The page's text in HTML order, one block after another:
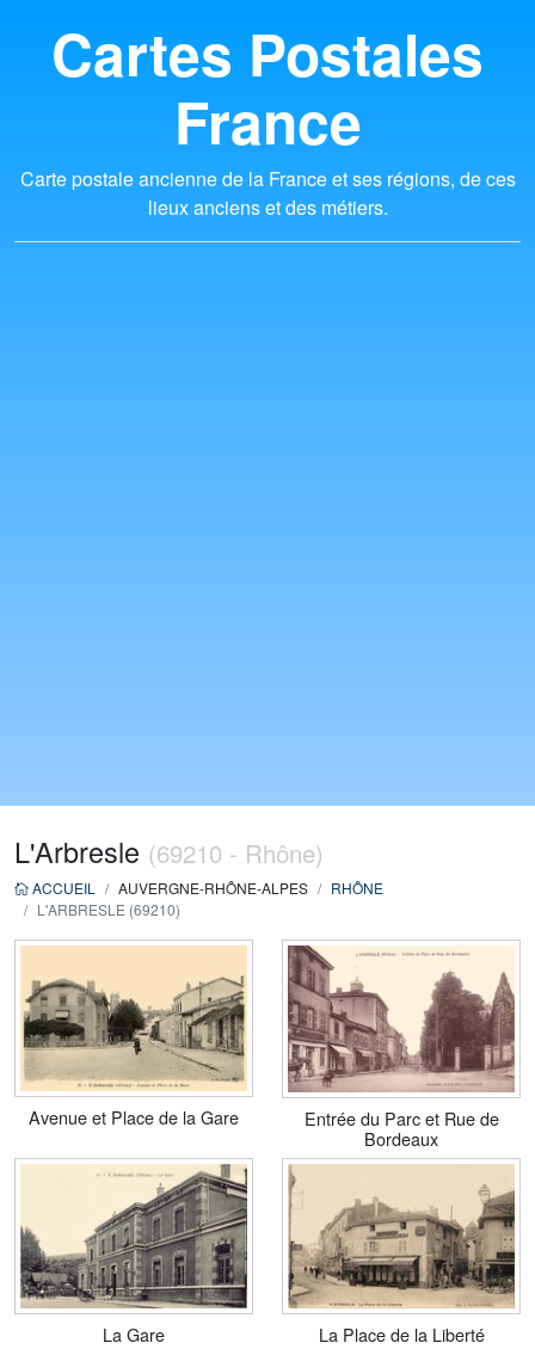
Cartes Postales
France
Carte postale ancienne de la France et ses régions, de ces
lieux anciens et des métiers.
L'Arbresle (69210 - Rhône)
ACCUEIL AUVERGNE-RHÔNE-ALPES
RHÔNE
L'ARBRESLE (69210)
Avenue et Place de la Gare
Entrée du Parc et Rue de
Bordeaux
La Gare La Place de la Liberté